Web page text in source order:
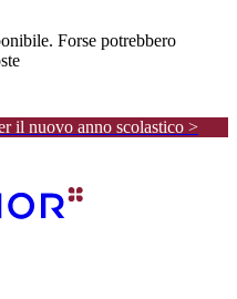
Forse potrebbero
il nuovo anno scolastico >